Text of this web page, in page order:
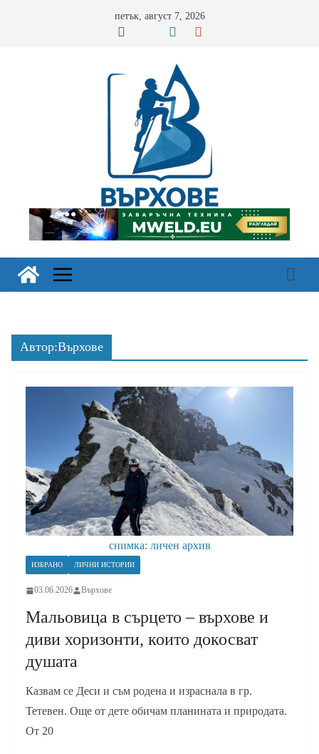
петък, август 7, 2026
Автор:Върхове
снимка: личен архив
ИЗБРАНО ЛИЧНИ ИСТОРИИ
03.06.2026 Върхове
Мальовица в сърцето – върхове и
диви хоризонти, които докосват
душата
Казвам се Деси и съм родена и израснала в гр.
Тетевен. Още от дете обичам планината и природата.
От 20